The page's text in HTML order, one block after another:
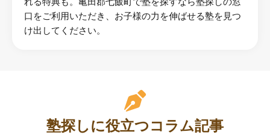
口をご利用いただき、お子様の力を伸ばせる塾を見つ
け出してください。
塾探しに役立つコラム記事